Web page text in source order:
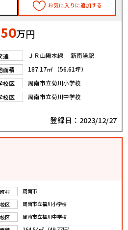
お気に入りに追加する
万円
通
ＪＲ山陽本線 新南陽駅
面積
187.17㎡ （56.61坪）
校区
周南市立菊川小学校
校区
周南市立菊川中学校
登録日：2023/12/27
村
周南市
区
周南市立福川小学校
区
周南市立福川中学校